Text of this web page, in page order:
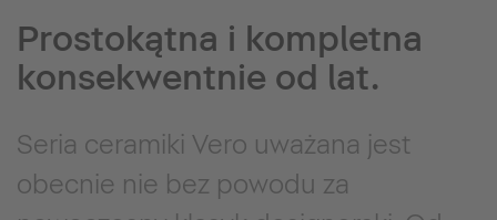
Prostokątna i kompletna
konsekwentnie od lat.
Seria ceramiki Vero uważana jest
obecnie nie bez powodu za